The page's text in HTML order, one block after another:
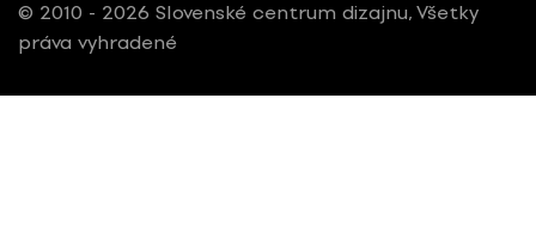
© 2010 - 2026 Slovenské centrum dizajnu, Všetky
práva vyhradené